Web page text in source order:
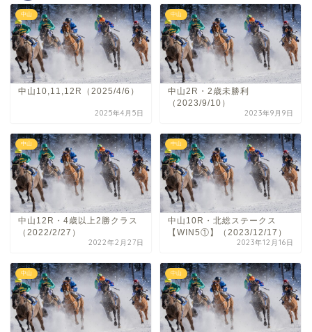
中山
中山10,11,12R（2025/4/6）
2025年4月5日
中山
中山2R・2歳未勝利
（2023/9/10）
2023年9月9日
中山
中山12R・4歳以上2勝クラス
（2022/2/27）
2022年2月27日
中山
中山10R・北総ステークス
【WIN5①】（2023/12/17）
2023年12月16日
中山 中山